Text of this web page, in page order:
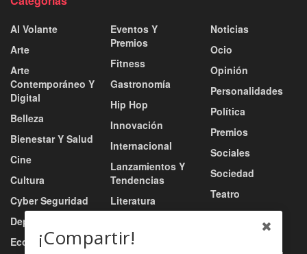
Al Volante
Arte
Arte
Contemporáneo Y
Digital
Belleza
Bienestar Y Salud
Cine
Cultura
Cyber Seguridad
Deportes
Economía
Eventos Y
Premios
Fitness
Gastronomía
Hip Hop
Innovación
Internacional
Lanzamientos Y
Tendencias
Literatura
Música
Noticias
Ocio
Opinión
Personalidades
Política
Premios
Sociales
Sociedad
Teatro
Tecnología
¡Compartir!